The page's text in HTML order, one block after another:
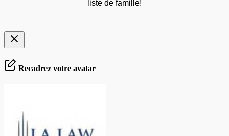
liste de famille!
Recadrez votre avatar